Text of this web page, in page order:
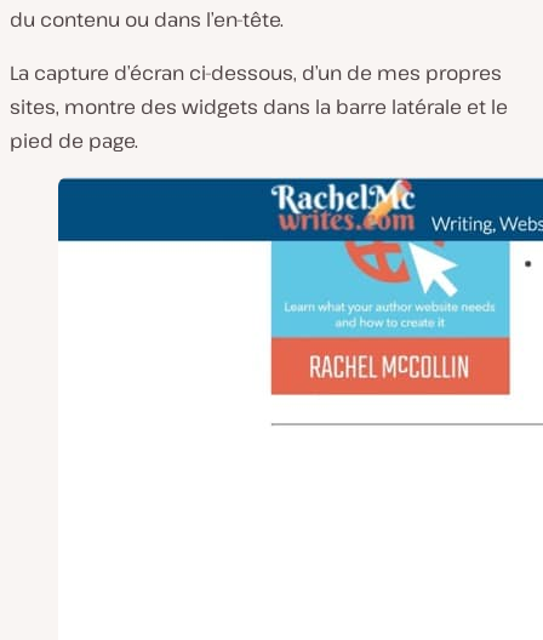
du contenu ou dans l’en-tête.
La capture d’écran ci-dessous, d’un de mes propres
sites, montre des widgets dans la barre latérale et le
pied de page.